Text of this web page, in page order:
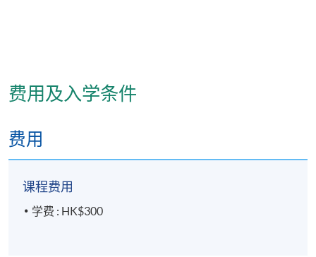
费用及入学条件
费用
课程费用
学费 : HK$300